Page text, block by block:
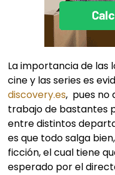
La importancia de las
cine y las series es
discovery.es, pues no
trabajo de bastantes
entre distintos
es que todo salga
ficción, el cual tiene
esperado por el